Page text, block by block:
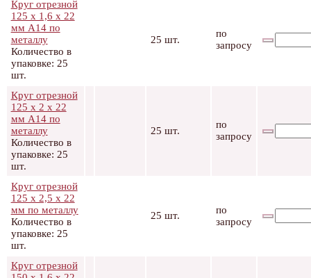
Круг отрезной
125 х 1,6 х 22
мм А14 по
металлу
Количество в
упаковке: 25
шт.
25 шт.
по
запросу
Круг отрезной
125 х 2 х 22
мм А14 по
металлу
Количество в
упаковке: 25
шт.
25 шт.
по
запросу
Круг отрезной
125 х 2,5 х 22
мм по металлу
Количество в
упаковке: 25
шт.
25 шт.
по
запросу
Круг отрезной